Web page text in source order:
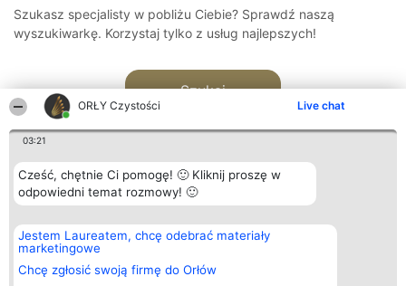
ORŁY Czystości Live chat
03:21
Cześć, chętnie Ci pomogę! 🙂 Kliknij proszę w
odpowiedni temat rozmowy! 🙂
Jestem Laureatem, chcę odebrać materiały
marketingowe
Chcę zgłosić swoją firmę do Orłów
Szukasz specjalisty w pobliżu Ciebie? Sprawdź naszą
wyszukiwarkę. Korzystaj tylko z usług najlepszych!
Szukaj
Organizator plebiscytu
Bright Side Solutions sp. z o.
o. sp. k.
ul. Ruska 22
Wrocław 50-079
Plebiscyt
Laureaci
wszystkich
Laureatów
Kontakt
Kontakt